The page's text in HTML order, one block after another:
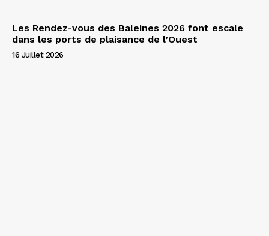
Les Rendez-vous des Baleines 2026 font escale
dans les ports de plaisance de l’Ouest
16 Juillet 2026